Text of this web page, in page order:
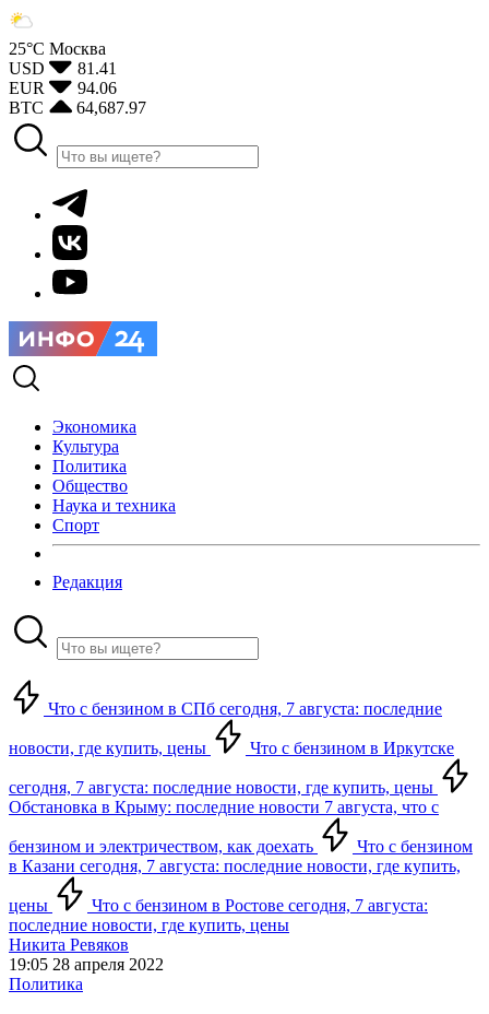
25°С Москва
USD
81.41
EUR
94.06
BTC
64,687.97
Экономика
Культура
Политика
Общество
Наука и техника
Спорт
Редакция
Что с бензином в СПб сегодня, 7 августа: последние
новости, где купить, цены Что с бензином в Иркутске
сегодня, 7 августа: последние новости, где купить, цены
Обстановка в Крыму: последние новости 7 августа, что с
бензином и электричеством, как доехать
Что с бензином
в Казани сегодня, 7 августа: последние новости, где купить,
цены
Что с бензином в Ростове сегодня, 7 августа:
последние новости, где купить, цены
Никита Ревяков
19:05 28 апреля 2022
Политика